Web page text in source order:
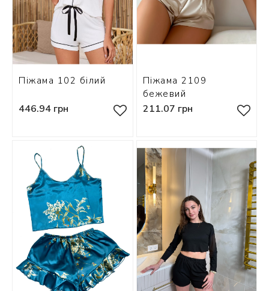
Піжама 102 білий
446.94 грн
Піжама 2109
бежевий
211.07 грн